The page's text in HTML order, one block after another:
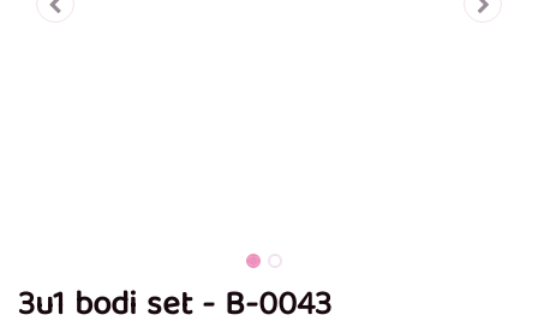
3u1 bodi set - B-0043